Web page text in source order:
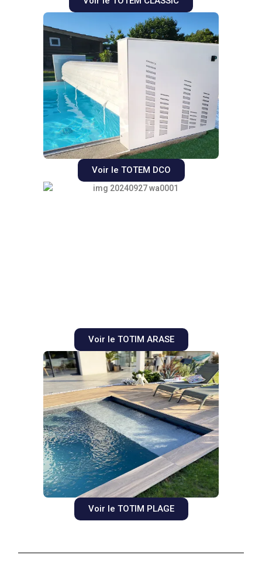
Voir le TOTEM DCO
Voir le TOTIM ARASE
Voir le TOTIM PLAGE